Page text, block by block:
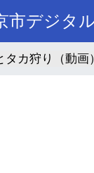
市デジタ
タカ狩り（動画）